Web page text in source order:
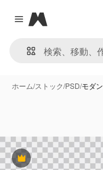
Close menu
Magnific
ホーム/ストック/PSD/モダ
Premium